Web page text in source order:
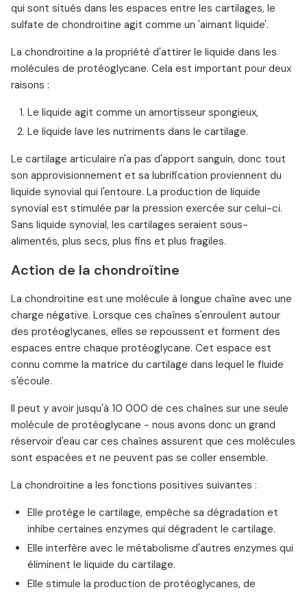
qui sont situés dans les espaces entre les cartilages, le
sulfate de chondroïtine agit comme un 'aimant liquide'.
La chondroïtine a la propriété d'attirer le liquide dans les
molécules de protéoglycane. Cela est important pour deux
raisons :
Le liquide agit comme un amortisseur spongieux,
Le liquide lave les nutriments dans le cartilage.
Le cartilage articulaire n'a pas d'apport sanguin, donc tout
son approvisionnement et sa lubrification proviennent du
liquide synovial qui l'entoure. La production de liquide
synovial est stimulée par la pression exercée sur celui-ci.
Sans liquide synovial, les cartilages seraient sous-
alimentés, plus secs, plus fins et plus fragiles.
Action de la chondroïtine
La chondroïtine est une molécule à longue chaîne avec une
charge négative. Lorsque ces chaînes s'enroulent autour
des protéoglycanes, elles se repoussent et forment des
espaces entre chaque protéoglycane. Cet espace est
connu comme la matrice du cartilage dans lequel le fluide
s'écoule.
Il peut y avoir jusqu'à 10 000 de ces chaînes sur une seule
molécule de protéoglycane - nous avons donc un grand
réservoir d'eau car ces chaînes assurent que ces molécules
sont espacées et ne peuvent pas se coller ensemble.
La chondroïtine a les fonctions positives suivantes :
Elle protège le cartilage, empêche sa dégradation et
inhibe certaines enzymes qui dégradent le cartilage.
Elle interfère avec le métabolisme d'autres enzymes qui
éliminent le liquide du cartilage.
Elle stimule la production de protéoglycanes, de